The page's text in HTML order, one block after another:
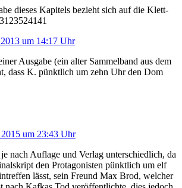
dieses Kapitels bezieht sich auf die Klett-
um 14:17 Uhr
Ausgabe (ein alter Sammelband aus dem
dass K. pünktlich um zehn Uhr den Dom
um 23:43 Uhr
nach Auflage und Verlag unterschiedlich, da
den Protagonisten pünktlich um elf
lässt, sein Freund Max Brod, welcher